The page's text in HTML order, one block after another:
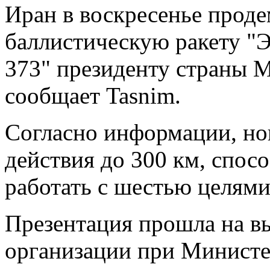
Иран в воскресенье
баллистическую ракету
373" президенту страны
сообщает Tasnim.
Согласно информации,
действия до 300 км,
работать с шестью
Презентация прошла на
организации при